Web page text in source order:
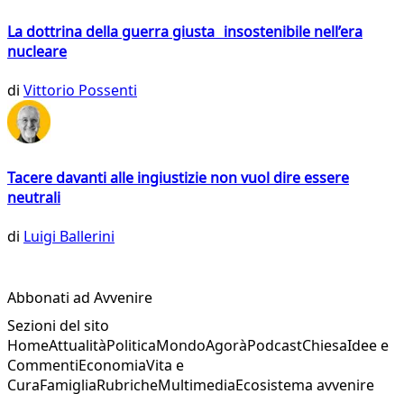
La dottrina della guerra giusta insostenibile nell’era
nucleare
di Vittorio Possenti
Tacere davanti alle ingiustizie non vuol dire essere
neutrali
di Luigi Ballerini
Abbonati ad Avvenire
Sezioni del sito
HomeAttualitàPoliticaMondoAgoràPodcastChiesaIdee e
CommentiEconomiaVita e
CuraFamigliaRubricheMultimediaEcosistema avvenire